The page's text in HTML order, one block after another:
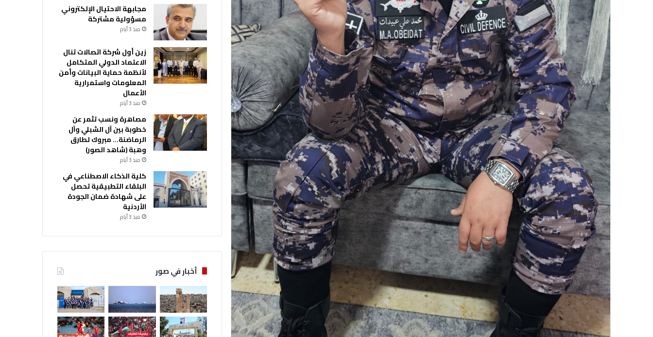
مجابهة الاحتيال الإلكتروني
مسؤولية مشتركة
منذ 3 أيام
زين أول شركة اتصالات تنال
الاعتماد الدولي المتكامل
لأنظمة حماية البيانات وأمن
المعلومات واستمرارية
الأعمال
منذ 3 أيام
مصاهرة ونسب تثمر عن
خطوبة بين آل الشبلي وآل
الرماضنة… مبروك لطارق
وهبة (شاهد الصور)
منذ 3 أيام
كلية الذكاء الاصطناعي في
البلقاء التطبيقية تحصل
على شهادة ضمان الجودة
الأردنية
منذ 3 أيام
أخبار في صور